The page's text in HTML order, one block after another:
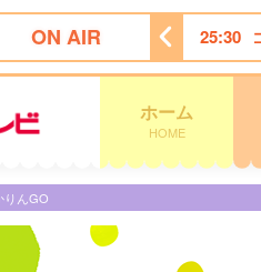
ON AIR
あちこちオードリー 25:30
ホーム
HOME
りんGO